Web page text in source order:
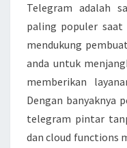
Telegram adalah
paling populer
mendukung
anda untuk
memberikan
Dengan banyaknya
telegram pintar
dan cloud functions